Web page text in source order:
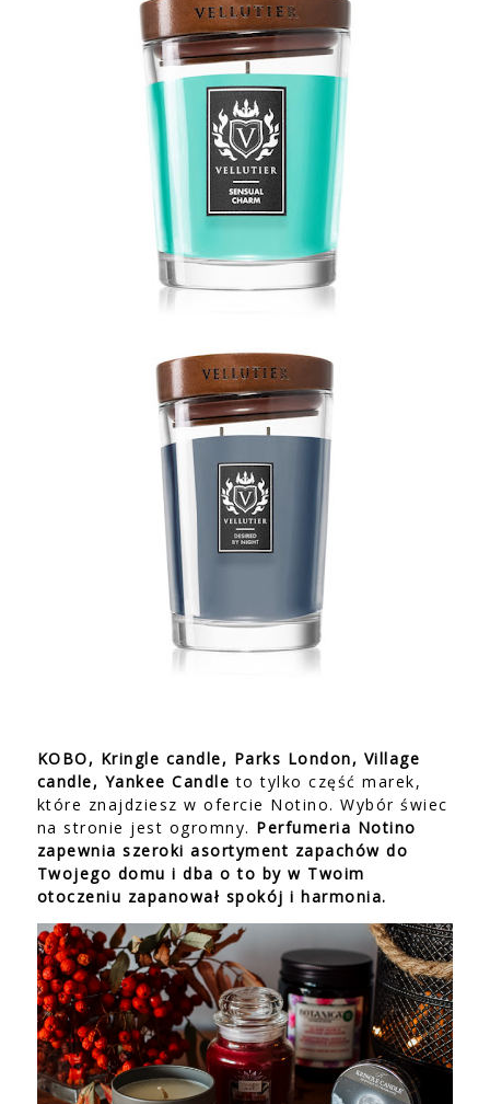
KOBO, Kringle candle, Parks London, Village
candle, Yankee Candleto tylko część marek,
które znajdziesz w ofercie Notino. Wybór świec
na stronie jest ogromny. Perfumeria Notino
zapewnia szeroki asortyment zapachów do
Twojego domu i dba o to by w Twoim
otoczeniu zapanował spokój i harmonia.